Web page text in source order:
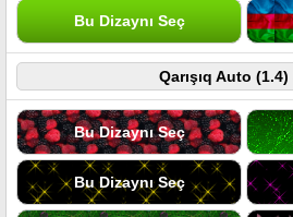
Bu Dizaynı Seç
Qarışıq Auto
Bu Dizaynı Seç
Bu Dizaynı Seç